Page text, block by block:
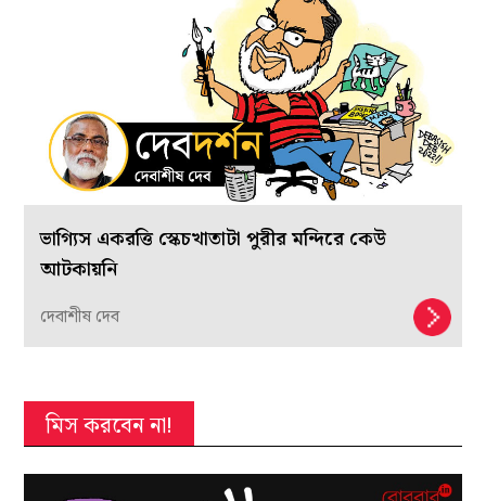
ভাগ্যিস একরত্তি স্কেচখাতাটা পুরীর মন্দিরে কেউ
আটকায়নি
দেবাশীষ দেব
মিস করবেন না!